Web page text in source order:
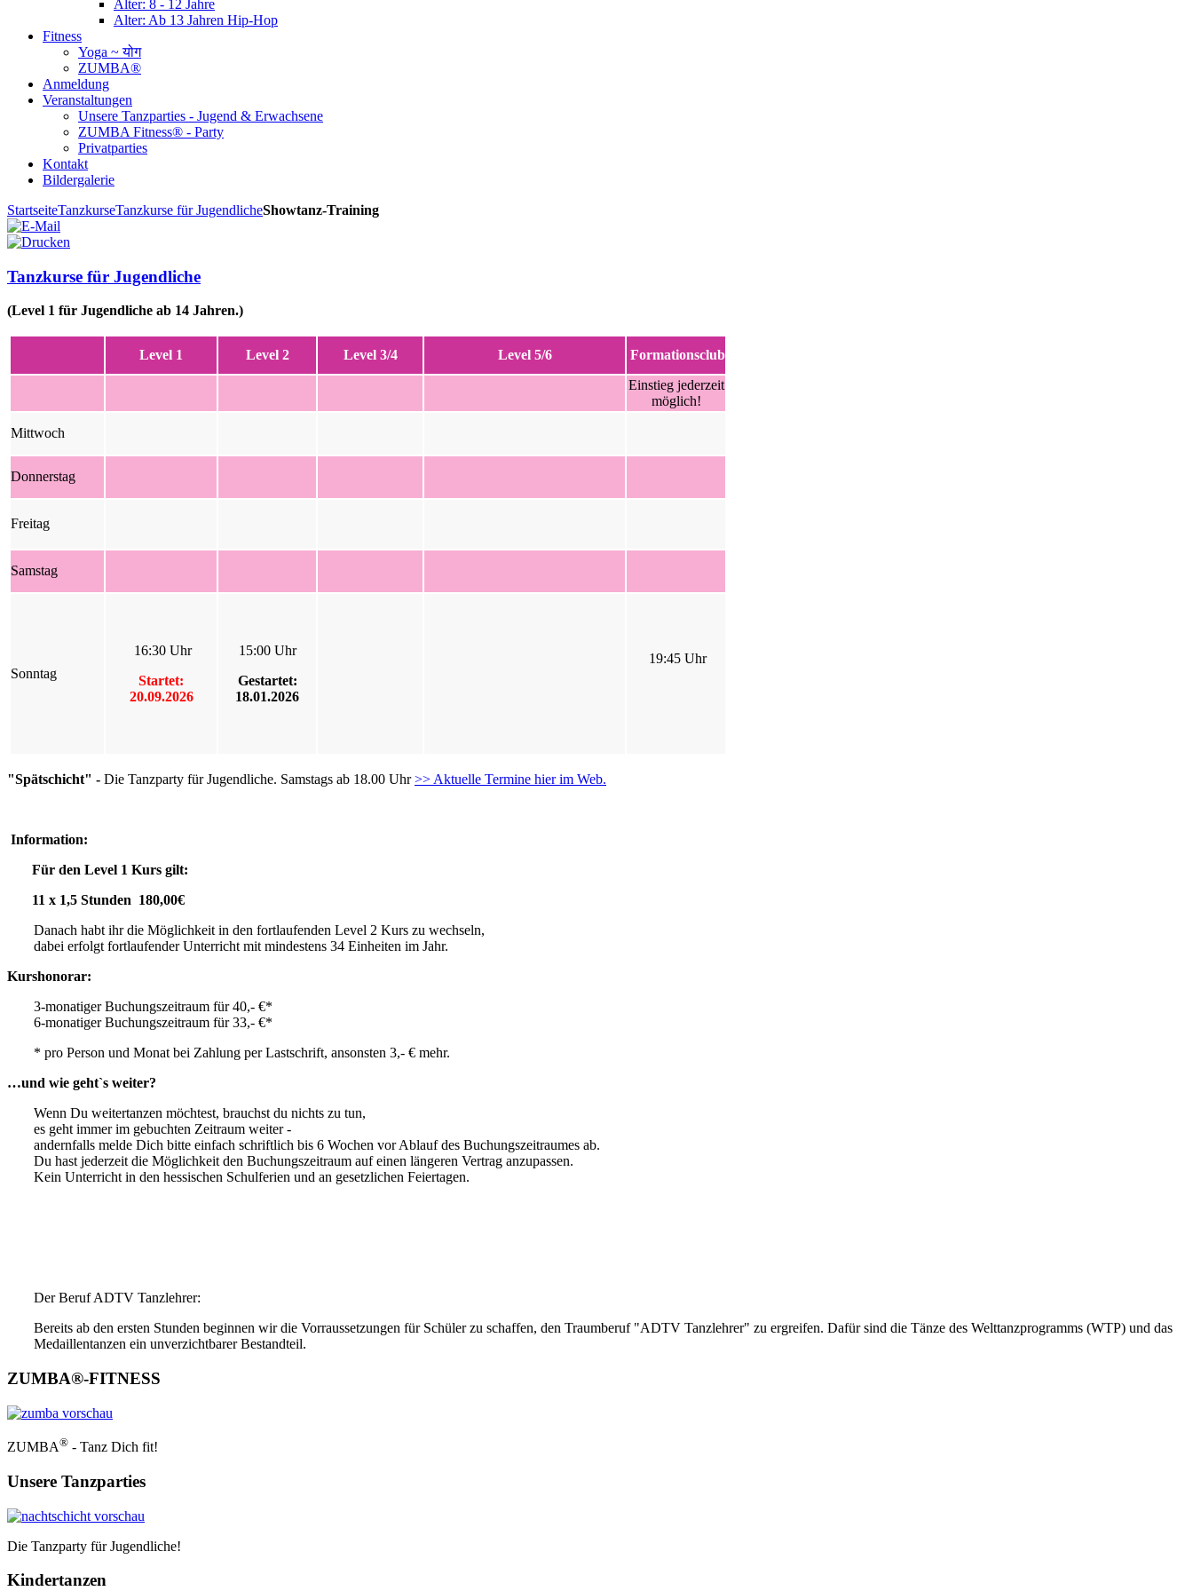
Alter: 8 - 12 Jahre
Alter: Ab 13 Jahren Hip-Hop
Fitness
Yoga ~ योग
ZUMBA®
Anmeldung
Veranstaltungen
Unsere Tanzparties - Jugend & Erwachsene
ZUMBA Fitness® - Party
Privatparties
Kontakt
Bildergalerie
StartseiteTanzkurseTanzkurse für JugendlicheShowtanz-Training
Tanzkurse für Jugendliche
(Level 1 für Jugendliche ab 14 Jahren.)
Level 1 Level 2 Level 3/4 Level 5/6
Formationsclub
Einstieg jederzeit
möglich!
Mittwoch
Donnerstag
Freitag
Samstag
Sonntag
16:30 Uhr
Startet:
20.09.2026
15:00 Uhr
Gestartet:
18.01.2026
19:45 Uhr
"Spätschicht" - Die Tanzparty für Jugendliche. Samstags ab 18.00 Uhr>> Aktuelle Termine hier im Web.
Information:
Für den Level 1 Kurs gilt:
11 x 1,5 Stunden 180,00€
Danach habt ihr die Möglichkeit in den fortlaufenden Level 2 Kurs zu wechseln,
dabei erfolgt fortlaufender Unterricht mit mindestens 34 Einheiten im Jahr.
Kurshonorar:
3-monatiger Buchungszeitraum für 40,- €*
6-monatiger Buchungszeitraum für 33,- €*
* pro Person und Monat bei Zahlung per Lastschrift, ansonsten 3,- € mehr.
…und wie geht`s weiter?
Wenn Du weitertanzen möchtest, brauchst du nichts zu tun,
es geht immer im gebuchten Zeitraum weiter -
andernfalls melde Dich bitte einfach schriftlich bis 6 Wochen vor Ablauf des Buchungszeitraumes ab.
Du hast jederzeit die Möglichkeit den Buchungszeitraum auf einen längeren Vertrag anzupassen.
Kein Unterricht in den hessischen Schulferien und an gesetzlichen Feiertagen.
Der Beruf ADTV Tanzlehrer:
Bereits ab den ersten Stunden beginnen wir die Vorraussetzungen für Schüler zu schaffen, den Traumberuf "ADTV Tanzlehrer" zu ergreifen. Dafür sind die Tänze des Welttanzprogramms (WTP) und das
Medaillentanzen ein unverzichtbarer Bestandteil.
ZUMBA®-FITNESS
ZUMBA® - Tanz Dich fit!
Unsere Tanzparties
Die Tanzparty für Jugendliche!
Kindertanzen